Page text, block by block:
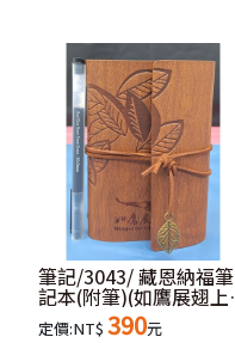
筆記/3043/ 藏恩納福筆
記本(附筆)(如鷹展翅上
騰)-木紋
定價:NT$ 390元